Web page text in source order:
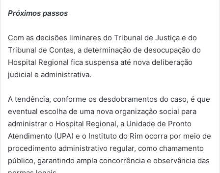
Próximos passos
Com as decisões liminares do Tribunal de Justiça e do
Tribunal de Contas, a determinação de desocupação do
Hospital Regional fica suspensa até nova deliberação
judicial e administrativa.
A tendência, conforme os desdobramentos do caso, é que
eventual escolha de uma nova organização social para
administrar o Hospital Regional, a Unidade de Pronto
Atendimento (UPA) e o Instituto do Rim ocorra por meio de
procedimento administrativo regular, como chamamento
público, garantindo ampla concorrência e observância das